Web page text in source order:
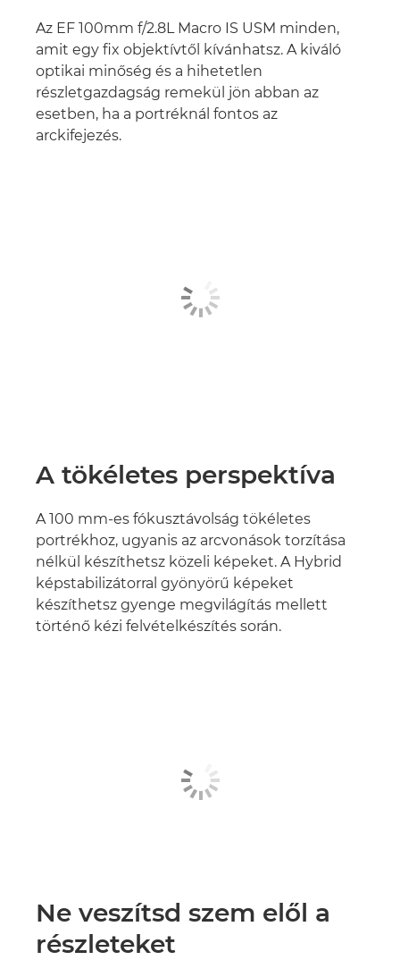
Az EF 100mm f/2.8L Macro IS USM minden,
amit egy fix objektívtől kívánhatsz. A kiváló
optikai minőség és a hihetetlen
részletgazdagság remekül jön abban az
esetben, ha a portréknál fontos az
arckifejezés.
A tökéletes perspektíva
A 100 mm-es fókusztávolság tökéletes
portrékhoz, ugyanis az arcvonások torzítása
nélkül készíthetsz közeli képeket. A Hybrid
képstabilizátorral gyönyörű képeket
készíthetsz gyenge megvilágítás mellett
történő kézi felvételkészítés során.
Ne veszítsd szem elől a
részleteket